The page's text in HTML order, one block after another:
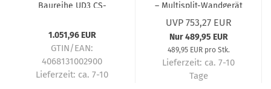
Baureihe UD3 CS-
Innengerät - 5,0 kW
1.051,96 EUR
GTIN/EAN:
4068131002900
Lieferzeit: ca. 7-10
– Multisplit-Wandgerät
2,0 kW R32 – Multisplit-
Klimaanlage
UVP 753,27 EUR
Nur 489,95 EUR
489,95 EUR pro Stk.
Lieferzeit: ca. 7-10
Tage